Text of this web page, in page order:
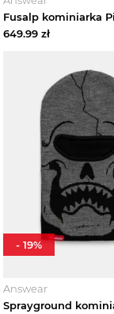
649.99 zł
Answear
Sprayground
-19%